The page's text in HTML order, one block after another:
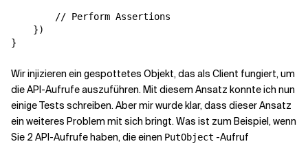
        // Perform Assertions
    })
Wir injizieren ein gespottetes Objekt, das als Client fungiert, um
die API-Aufrufe auszuführen. Mit diesem Ansatz konnte ich nun
einige Tests schreiben. Aber mir wurde klar, dass dieser Ansatz
ein weiteres Problem mit sich bringt. Was ist zum Beispiel, wenn
Sie 2 API-Aufrufe haben, die einen PutObject -Aufruf